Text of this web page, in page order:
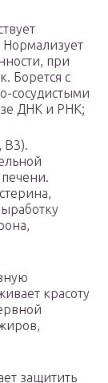
при
Борется с
сосудистыми
ДНК и РНК;
В3).
красоту
защитить